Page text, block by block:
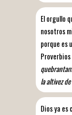
El orgullo
nosotros
porque es
la altivez
Dios ya es